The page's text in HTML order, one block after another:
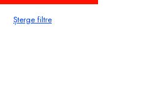
Șterge filtre